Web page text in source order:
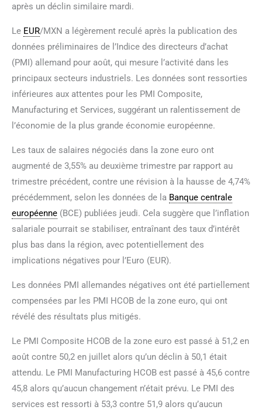
après un déclin similaire mardi.
Le EUR/MXN a légèrement reculé après la publication des
données préliminaires de l’Indice des directeurs d’achat
(PMI) allemand pour août, qui mesure l’activité dans les
principaux secteurs industriels. Les données sont ressorties
inférieures aux attentes pour les PMI Composite,
Manufacturing et Services, suggérant un ralentissement de
l’économie de la plus grande économie européenne.
Les taux de salaires négociés dans la zone euro ont
augmenté de 3,55% au deuxième trimestre par rapport au
trimestre précédent, contre une révision à la hausse de 4,74%
précédemment, selon les données de la Banque centrale
européenne (BCE) publiées jeudi. Cela suggère que l’inflation
salariale pourrait se stabiliser, entraînant des taux d’intérêt
plus bas dans la région, avec potentiellement des
implications négatives pour l’Euro (EUR).
Les données PMI allemandes négatives ont été partiellement
compensées par les PMI HCOB de la zone euro, qui ont
révélé des résultats plus mitigés.
Le PMI Composite HCOB de la zone euro est passé à 51,2 en
août contre 50,2 en juillet alors qu’un déclin à 50,1 était
attendu. Le PMI Manufacturing HCOB est passé à 45,6 contre
45,8 alors qu’aucun changement n’était prévu. Le PMI des
services est ressorti à 53,3 contre 51,9 alors qu’aucun